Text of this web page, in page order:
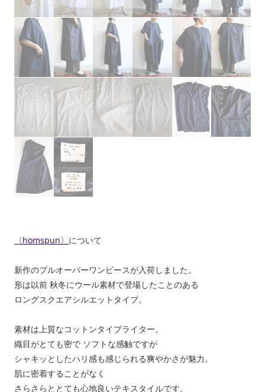
〈homspun〉 について
新作のプルオーバーワンピースが入荷しました。
形は以前 秋冬にウール素材で登場したことのある
ロングスクエアシルエットタイプ。
素材は上質なコットンタイプライター。
織目がとても密で ソフトな感触ですが
シャキッとしたハリ感も感じられる爽やかさが魅力。
肌に密着することがなく
さらさらととても心地良いテキスタイルです。